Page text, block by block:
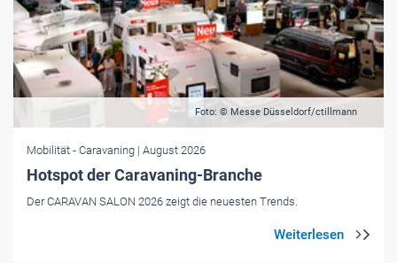
Foto: © Messe Düsseldorf/ctillmann
Mobilität - Caravaning | August 2026
Hotspot der Caravaning-Branche
Der CARAVAN SALON 2026 zeigt die neuesten Trends.